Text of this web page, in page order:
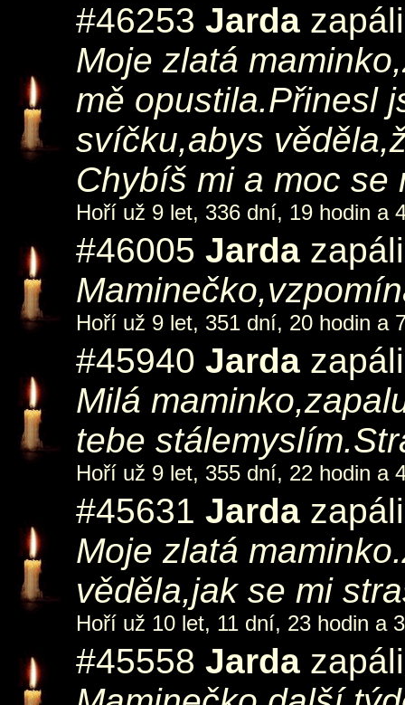
#46253 Jarda
Moje zlatá
mě opustila.Přinesl
svíčku,abys
Chybíš mi a moc se
Hoří už 9 let, 336 dní, 19 hodin a
#46005 Jarda
Hoří už 9 let, 351 dní, 20 hodin a
#45940 Jarda
Milá
tebe
Hoří už 9 let, 355 dní, 22 hodin a
#45631 Jarda
Moje zlatá
věděla,jak se mi
Hoří už 10 let, 11 dní, 23 hodin a
#45558 Jarda